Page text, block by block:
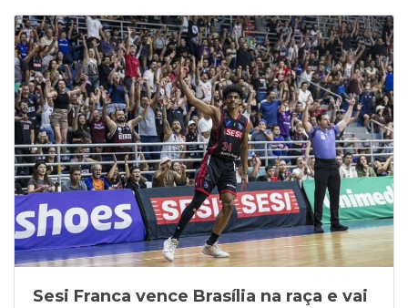
Sesi Franca vence Brasília na raça e vai